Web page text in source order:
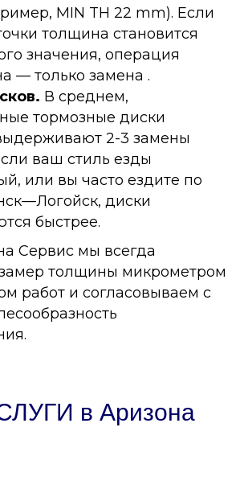
MIN TH 22 mm). Если
толщина становится
значения, операция
— только замена .
В среднем,
тормозные диски
2-3 замены
ваш стиль езды
или вы часто ездите по
диски
быстрее.
Сервис мы всегда
толщины микрометром
работ и согласовываем с
в Аризона